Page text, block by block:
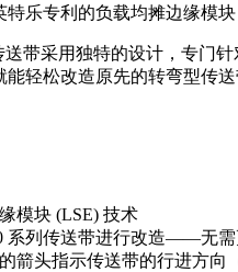
乐专利的负载均摊边缘模
送带采用独特的设计，专门
轻松改造原先的转弯型传送
模块 (LSE) 技术
系列传送带进行改造——无
箭头指示传送带的行进方向